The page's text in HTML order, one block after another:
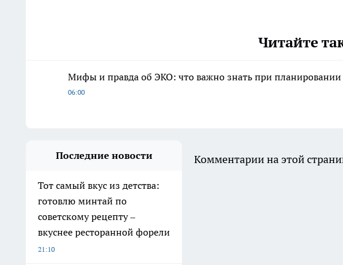
Читайте
Мифы и правда об ЭКО: что важно знать при планировании
06:00
Последние новости
Тот самый вкус из детства:
готовлю минтай по
советскому рецепту –
вкуснее ресторанной форели
21:10
Комментарии на этой